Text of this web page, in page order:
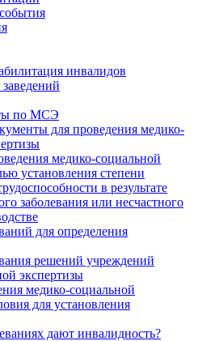
инвалидов
по МСЭ
для проведения медико-
медико-социальной
установления степени
в результате
заболевания или несчастного
для определения
решений учреждений
экспертизы
медико-социальной
для установления
дают инвалидность?